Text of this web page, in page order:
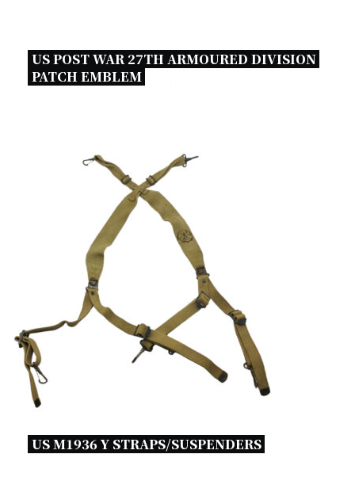
US POST WAR 27TH ARMOURED DIVISION
PATCH EMBLEM
US M1936 Y STRAPS/SUSPENDERS